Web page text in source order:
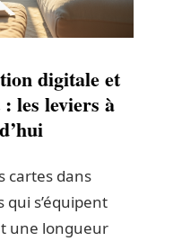
digitale et
les leviers à
cartes dans
qui s’équipent
une longueur